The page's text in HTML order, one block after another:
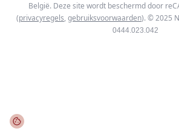
België. Deze site wordt beschermd door
(privacyregels, gebruiksvoorwaarden). © 2025
0444.023.042